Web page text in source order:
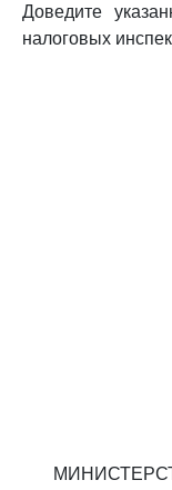
Доведите
налоговых